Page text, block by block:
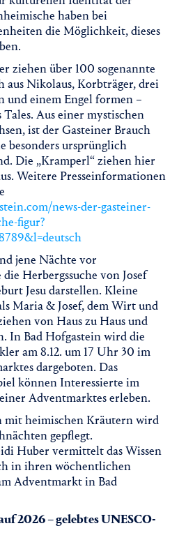
haben bei
die Möglichkeit, dieses
ziehen über 100 sogenannte
aus Nikolaus, Korbträger, drei
und einem Engel formen –
Aus einer mystischen
ist der Gasteiner Brauch
besonders ursprünglich
Die „Kramperl“ ziehen hier
Weitere Presseinformationen
news-der-gasteiner-
figur?
jene Nächte vor
Herbergssuche von Josef
Jesu darstellen. Kleine
Maria & Josef, dem Wirt und
von Haus zu Haus und
In Bad Hofgastein wird die
am 8.12. um 17 Uhr 30 im
dargeboten. Das
können Interessierte im
Adventmarktes erleben.
mit heimischen Kräutern wird
gepflegt.
Huber vermittelt das Wissen
in ihren wöchentlichen
Adventmarkt in Bad
2026 – gelebtes UNESCO-